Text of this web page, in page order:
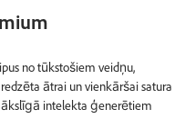
no tūkstošiem veidņu,
ātrai un vienkāršai satura
intelekta ģenerētiem